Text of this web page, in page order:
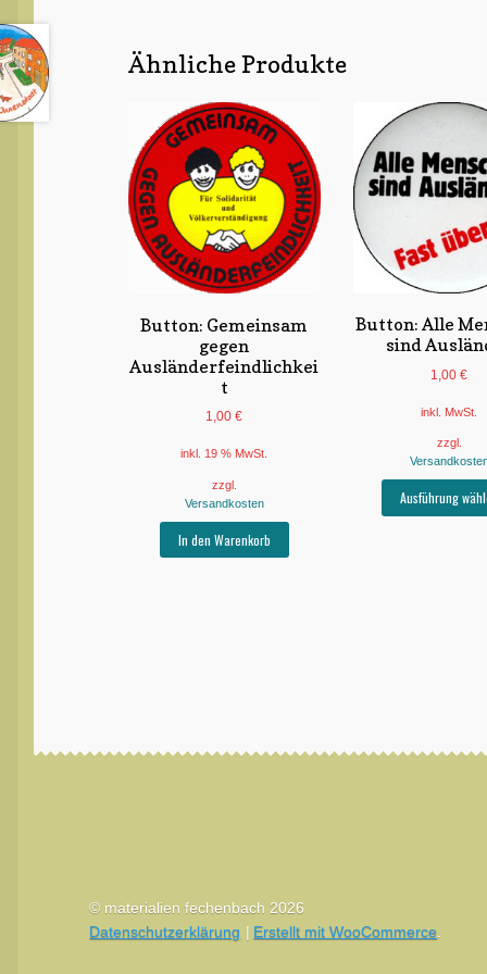
Ähnliche Produkte
Button: Gemeinsam
gegen
Ausländerfeindlichkei
t
1,00€
inkl. 19 % MwSt.
zzgl.
Versandkosten
In den Warenkorb
Button: Alle
sind
1,00€
inkl. MwSt.
zzgl.
Ausführung
© materialien fechenbach 2026
Datenschutzerklärung
Erstellt mit WooCommerce